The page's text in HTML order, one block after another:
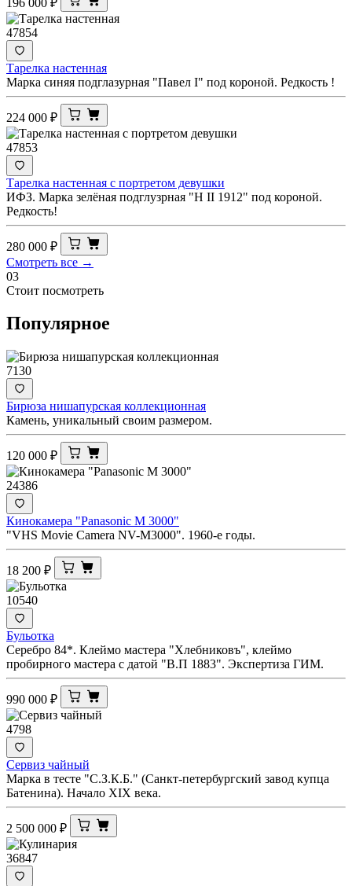
47854
Тарелка настенная
Марка синяя подглазурная "Павел I" под короной. Редкость !
224 000 ₽
47853
Тарелка настенная с портретом девушки
ИФЗ. Марка зелёная подглузрная "Н II 1912" под короной.
Редкость!
280 000 ₽
Смотреть все →
03
Стоит посмотреть
Популярное
7130
Бирюза нишапурская коллекционная
Камень, уникальный своим размером.
120 000 ₽
24386
Кинокамера "Panasonic M 3000"
"VHS Movie Camera NV-M3000". 1960-е годы.
18 200 ₽
10540
Бульотка
Серебро 84*. Клеймо мастера "Хлебниковъ", клеймо
пробирного мастера с датой "В.П 1883". Экспертиза ГИМ.
990 000 ₽
4798
Сервиз чайный
Марка в тесте "С.З.К.Б." (Санкт-петербургский завод купца
Батенина). Начало XIX века.
2 500 000 ₽
36847